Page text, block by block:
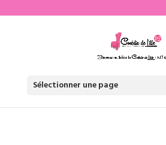
Sélectionner une page